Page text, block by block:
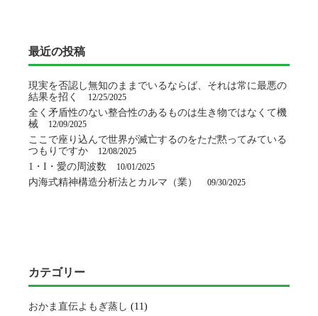
最近の投稿
現実を否認し無知のままでいるならば、それは常に最悪の
結果を招く
12/25/2025
全く矛盾性のない整合性のあるものは生き物ではなくて機
械
12/09/2025
ここで座り込んで世界が滅亡するのをただ黙ってみている
つもりですか
12/08/2025
1・I・愛の周波数 10/01/2025
内海式精神構造分析法とカルマ（業） 09/30/2025
カテゴリー
おかま直伝よもぎ蒸し (11)